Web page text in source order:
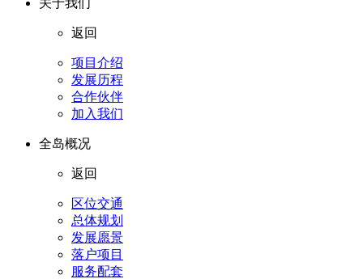
关于我们
返回
项目介绍
发展历程
合作伙伴
加入我们
全岛概况
返回
区位交通
总体规划
发展愿景
落户项目
服务配套